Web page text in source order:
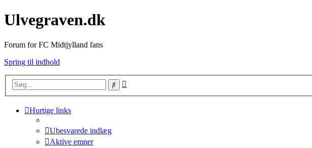
Ulvegraven.dk
Forum for FC Midtjylland fans
Spring til indhold
Søg
Hurtige links
Ubesvarede indlæg
Aktive emner